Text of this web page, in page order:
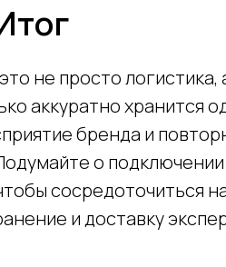
не просто логистика,
аккуратно хранится
бренда и
о подключении
сосредоточиться
и доставку